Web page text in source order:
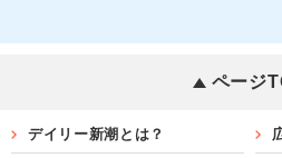
ページ
デイリー新潮とは？